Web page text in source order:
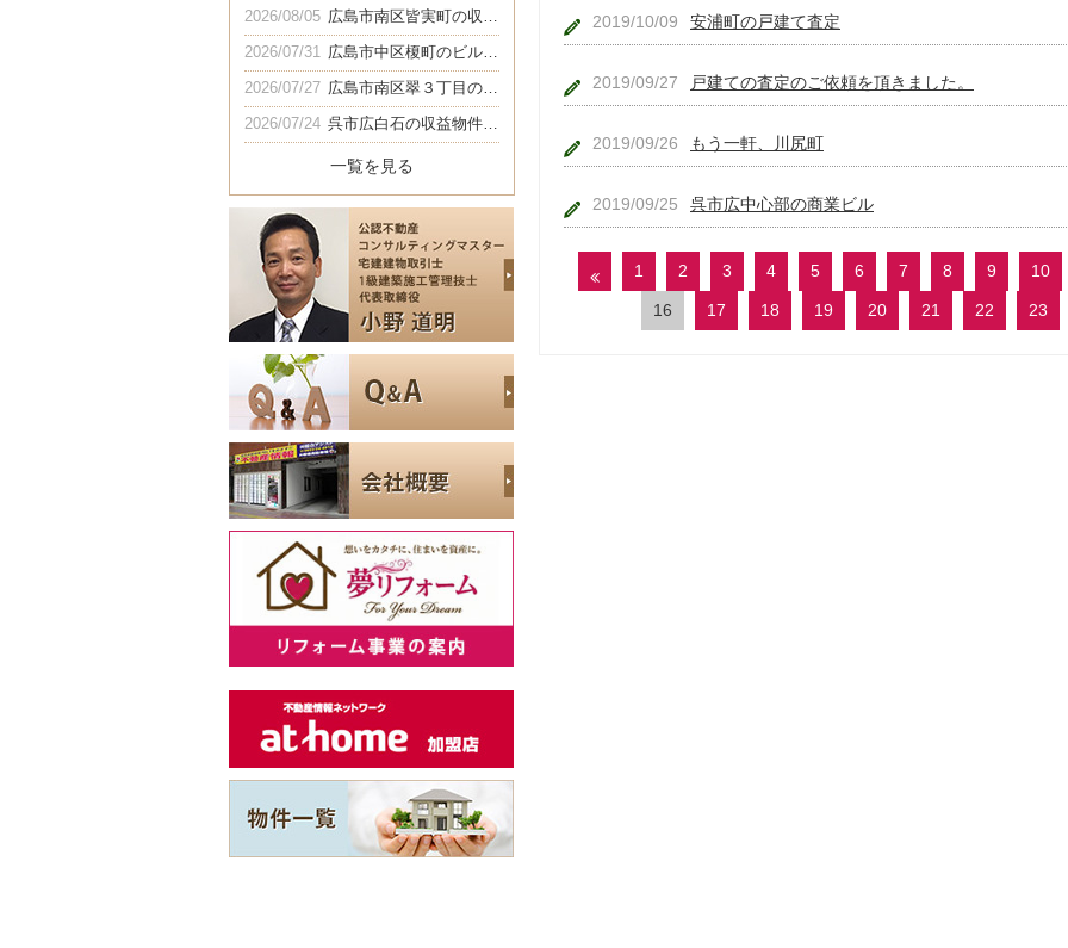
2019/10/09 安浦町の戸建て査定
2019/09/27 戸建ての査定のご依頼を頂きました。
2019/09/26 もう一軒、川尻町
2019/09/25 呉市広中心部の商業ビル
1 2 3 4 5 6 7 8 9 10
16 17 18 19 20 21 22 23
2026/08/05 広島市南区皆実町の収益マンション
2026/07/31 広島市中区榎町のビル買取
2026/07/27 広島市南区翠３丁目の社宅買取
2026/07/24 呉市広白石の収益物件の買取
一覧を見る